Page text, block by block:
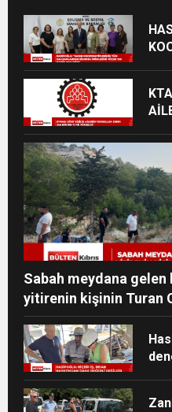
Sabah meydana gelen
yitirenin kişinin Turan